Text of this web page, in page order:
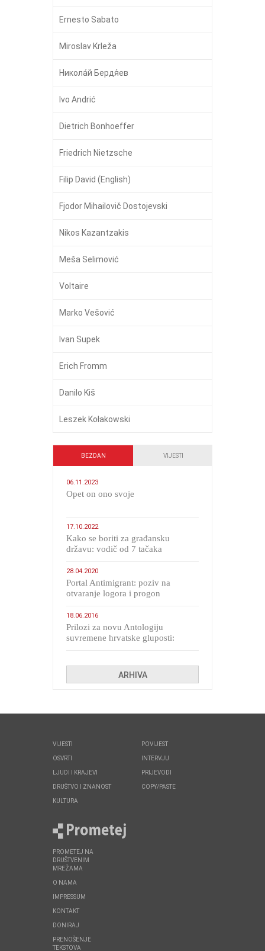
Ernesto Sabato
Miroslav Krleža
Никола́й Бердя́ев
Ivo Andrić
Dietrich Bonhoeffer
Friedrich Nietzsche
Filip David (English)
Fjodor Mihailovič Dostojevski
Nikos Kazantzakis
Meša Selimović
Voltaire
Marko Vešović
Ivan Supek
Erich Fromm
Danilo Kiš
Leszek Kołakowski
BEZDAN VIJESTI
06.11.2023
​Opet on ono svoje
17.10.2022
Kako se boriti za građansku
državu: vodič od 7 tačaka
28.04.2020
Portal Antimigrant: poziv na
otvaranje logora i progon
18.06.2016
Prilozi za novu Antologiju
suvremene hrvatske gluposti:
ARHIVA
VIJESTI
OSVRTI
LJUDI I KRAJEVI
DRUŠTVO I ZNANOST
KULTURA
POVIJEST
INTERVJU
PRIJEVODI
COPY/PASTE
PROMETEJ NA
DRUŠTVENIM
MREŽAMA
O NAMA
IMPRESSUM
KONTAKT
DONIRAJ
PRENOŠENJE
TEKSTOVA